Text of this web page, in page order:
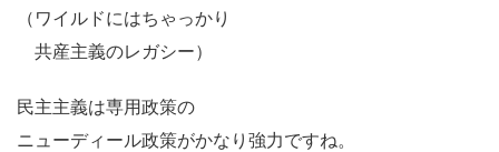
（ワイルドにはちゃっかり
共産主義のレガシー）
民主主義は専用政策の
ニューディール政策がかなり強力ですね。